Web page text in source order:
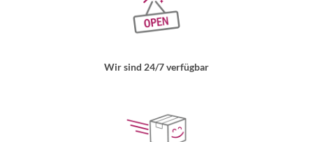
Wir sind 24/7 verfügbar